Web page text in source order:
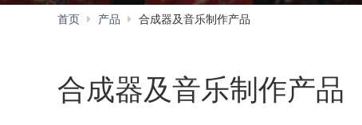
首页 产品 合成器及音乐制作产品
合成器及音乐制作产品